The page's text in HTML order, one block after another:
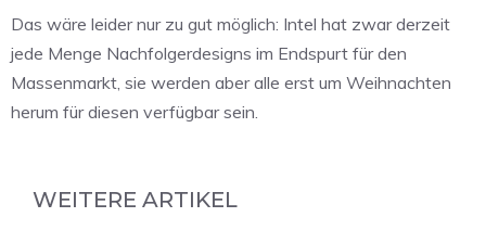
Das wäre leider nur zu gut möglich: Intel hat zwar derzeit
jede Menge Nachfolgerdesigns im Endspurt für den
Massenmarkt, sie werden aber alle erst um Weihnachten
herum für diesen verfügbar sein.
WEITERE ARTIKEL